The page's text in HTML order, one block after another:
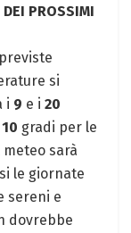
PROSSIMI
si
i 9 e i 20
10 gradi per le
sarà
le giornate
sereni e
dovrebbe